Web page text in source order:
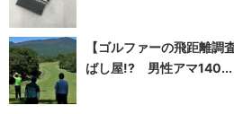
【ゴルファーの飛距離
ばし屋!? 男性アマ140...